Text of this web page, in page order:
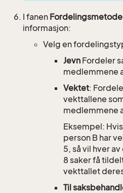
I fanen Fordelingsmetode
informasjon:
Velg en
Jevn Fordeler
medlemmene
Vektet:
vekttallene
medlemmene
Eksempel:
person B har
5, så vil hver
8 saker få
vekttallet
Til